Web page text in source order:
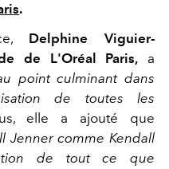
.
Delphine Viguier-
de L'Oréal Paris, a
point culminant dans
de toutes les
elle a ajouté que
Jenner comme Kendall
de tout ce que